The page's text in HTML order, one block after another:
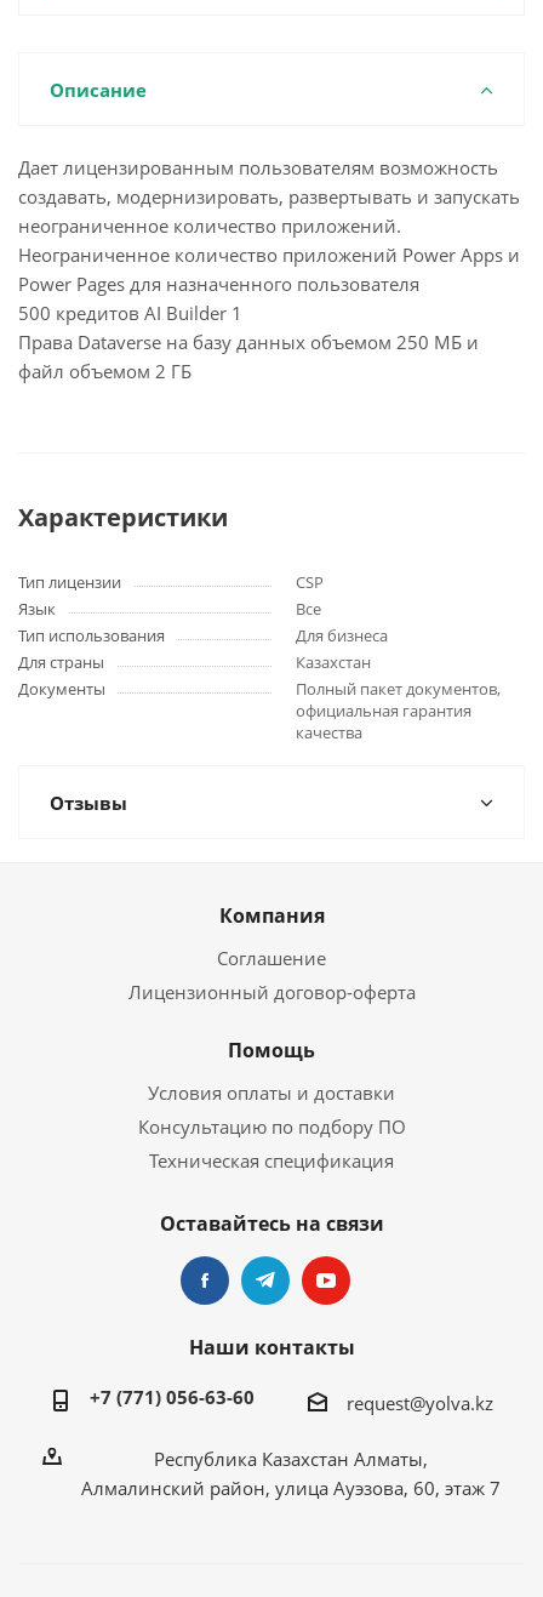
Описание
Дает лицензированным пользователям возможность
создавать, модернизировать, развертывать и запускать
неограниченное количество приложений.
Неограниченное количество приложений Power Apps и
Power Pages для назначенного пользователя
500 кредитов AI Builder 1
Права Dataverse на базу данных объемом 250 МБ и
файл объемом 2 ГБ
Характеристики
Тип лицензии
CSP
Язык
Все
Тип использования
Для бизнеса
Для страны
Казахстан
Документы
Полный пакет документов,
официальная гарантия
качества
Отзывы
Компания
Соглашение
Лицензионный договор-оферта
Помощь
Условия оплаты и доставки
Консультацию по подбору ПО
Техническая спецификация
Оставайтесь на связи
Наши контакты
+7 (771) 056-63-60 request@yolva.kz
Республика Казахстан Алматы,
Алмалинский район, улица Ауэзова, 60, этаж 7